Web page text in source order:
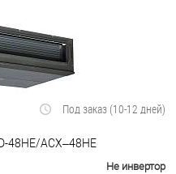
Под заказ (10-12 дней)
48HE/ACX–48HE
Не инвертор